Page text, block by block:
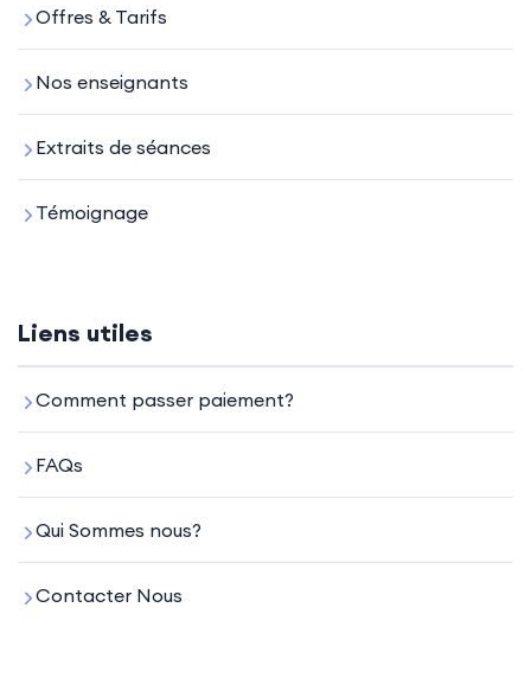
Offres & Tarifs
Nos enseignants
Extraits de séances
Témoignage
Liens utiles
Comment passer paiement?
FAQs
Qui Sommes nous?
Contacter Nous